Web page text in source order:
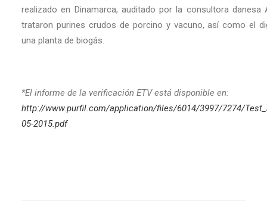
realizado en Dinamarca, auditado por la consultora danesa
trataron purines crudos de porcino y vacuno, así como el
una planta de biogás.
*El informe de la verificación ETV está disponible en:
http://www.purfil.com/application/files/6014/3997/7274/
05-2015.pdf